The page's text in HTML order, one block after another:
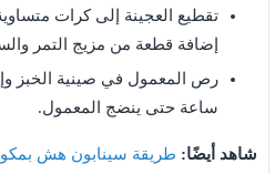
تقطيع العجينة إلى كرات
إضافة قطعة من مزيج التمر
رص المعمول في صينية الخبز
ساعة حتى ينضج المعمول.
شاهد أيضًا: طريقة سينابون هش